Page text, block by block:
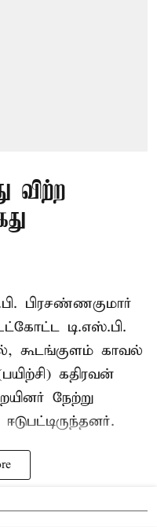
விற்ற
பிரசண்ணகுமார்
டி.எஸ்.பி.
கூடங்குளம் காவல்
கதிரவன்
நேற்று